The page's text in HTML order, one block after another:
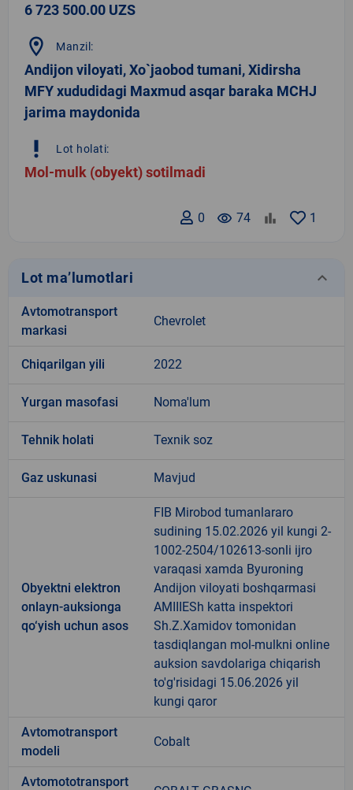
6 723 500.00 UZS
location_on Manzil:
Andijon viloyati, Xo`jaobod tumani, Xidirsha
MFY xududidagi Maxmud asqar baraka MCHJ
jarima maydonida
priority_high Lot holati:
Mol-mulk (obyekt) sotilmadi
1
remove_red_eye 74
0
Lot ma’lumotlari keyboard_arrow_down
Avtomotransport
markasi
Chevrolet
Chiqarilgan yili 2022
Yurgan masofasi Noma'lum
Tehnik holati Texnik soz
Gaz uskunasi Mavjud
Obyektni elektron
onlayn-auksionga
qo‘yish uchun asos
FIB Mirobod tumanlararo
sudining 15.02.2026 yil kungi 2-
1002-2504/102613-sonli ijro
varaqasi xamda Byuroning
Andijon viloyati boshqarmasi
AMIIIESh katta inspektori
Sh.Z.Xamidov tomonidan
tasdiqlangan mol-mulkni online
auksion savdolariga chiqarish
to'g'risidagi 15.06.2026 yil
kungi qaror
Avtomotransport
modeli
Cobalt
Avtomototransport